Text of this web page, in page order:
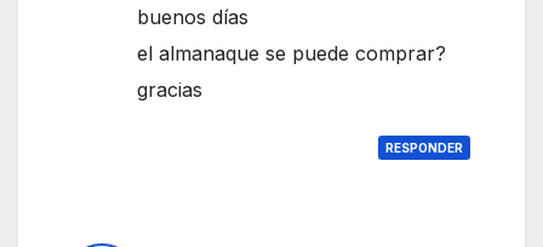
buenos días
el almanaque se puede comprar?
gracias
RESPONDER